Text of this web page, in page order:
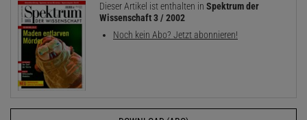
Dieser Artikel ist enthalten in Spektrum der
Wissenschaft 3 / 2002
Noch kein Abo? Jetzt abonnieren!